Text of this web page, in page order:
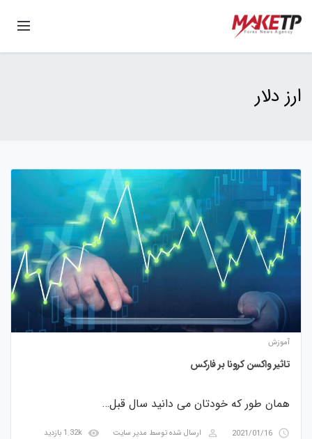
ارز دلار
آموزش
تاثیر واکسن کرونا بر فارکس
همان طور که خودتان می دانید سال قبل…
access_time
2021/01/16
perm_identity ارسال شده توسط مدیر سایت visibility